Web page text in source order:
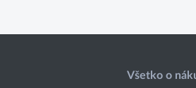
Všetko o